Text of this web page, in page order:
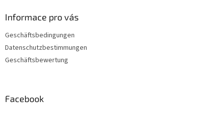
Informace pro vás
Geschäftsbedingungen
Datenschutzbestimmungen
Geschäftsbewertung
Facebook